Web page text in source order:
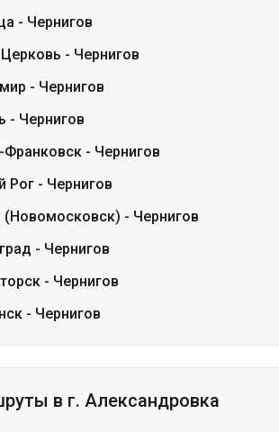
- Чернигов
- Чернигов
- Чернигов
- Чернигов
Франковск - Чернигов
Рог - Чернигов
(Новомосковск) - Чернигов
- Чернигов
- Чернигов
- Чернигов
в г. Александровка